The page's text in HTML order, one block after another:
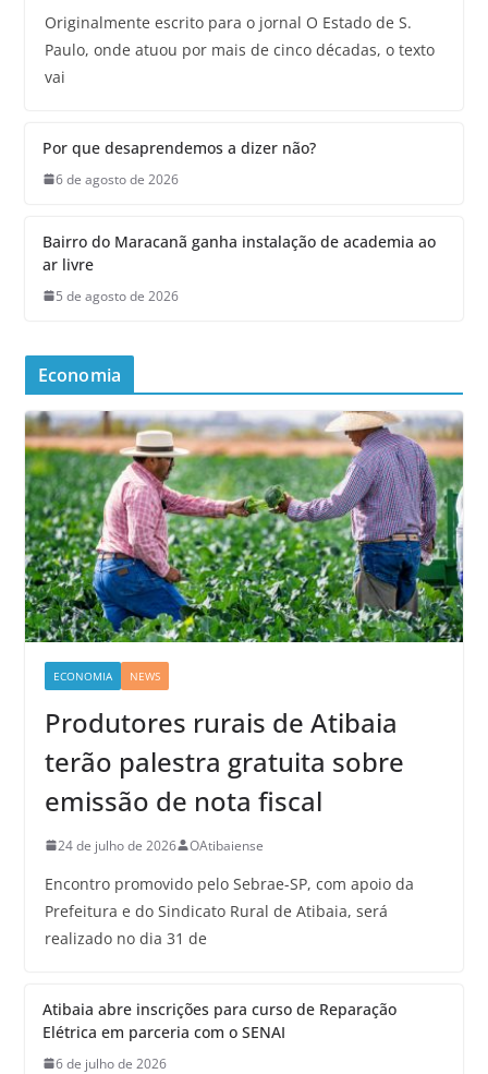
Originalmente escrito para o jornal O Estado de S.
Paulo, onde atuou por mais de cinco décadas, o texto
vai
Por que desaprendemos a dizer não?
6 de agosto de 2026
Bairro do Maracanã ganha instalação de academia ao
ar livre
5 de agosto de 2026
Economia
ECONOMIA NEWS
Produtores rurais de Atibaia
terão palestra gratuita sobre
emissão de nota fiscal
24 de julho de 2026 OAtibaiense
Encontro promovido pelo Sebrae-SP, com apoio da
Prefeitura e do Sindicato Rural de Atibaia, será
realizado no dia 31 de
Atibaia abre inscrições para curso de Reparação
Elétrica em parceria com o SENAI
6 de julho de 2026